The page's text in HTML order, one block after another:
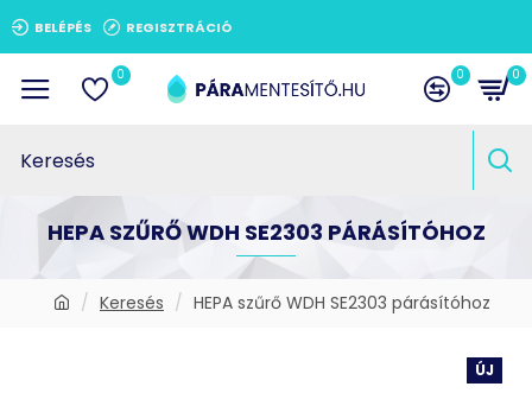
BELÉPÉS REGISZTRÁCIÓ
0 0 0
Keresés HEPA szűrő WDH SE2303 párásítóhoz
HEPA SZŰRŐ WDH SE2303 PÁRÁSÍTÓHOZ
ÚJ